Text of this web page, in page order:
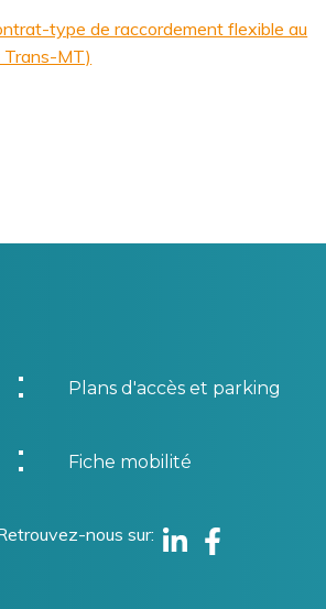
type de raccordement flexible au
Trans-MT)
Plans d'accès et parking
Fiche mobilité
nous sur
Linkedin
Facebook